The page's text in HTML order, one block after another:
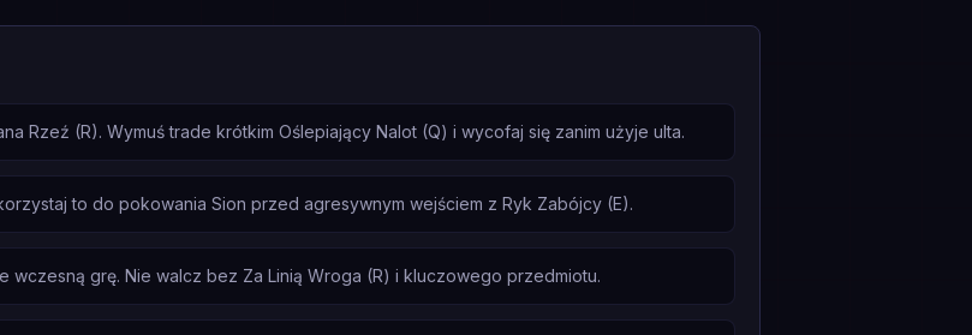
Rzeź (R). Wymuś trade krótkim Oślepiający Nalot (Q) i wycofaj się zanim użyje ulta.
to do pokowania Sion przed agresywnym wejściem z Ryk Zabójcy (E).
grę. Nie walcz bez Za Linią Wroga (R) i kluczowego przedmiotu.